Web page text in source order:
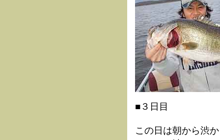
■３日目
この日は朝から渋